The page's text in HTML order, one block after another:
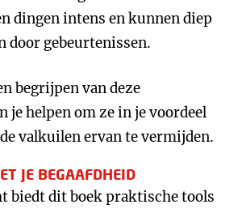
dingen intens en kunnen diep
door gebeurtenissen.
begrijpen van deze
je helpen om ze in je voordeel
valkuilen ervan te vermijden.
JE BEGAAFDHEID
biedt dit boek praktische tools